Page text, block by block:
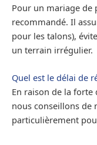
Pour un mariage de
recommandé. Il
pour les talons),
un terrain irrégulier.
Quel est le délai de
En raison de la
nous conseillons de
particulièrement